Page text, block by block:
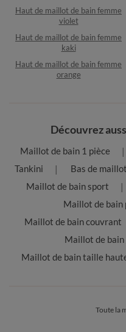
Haut de maillot de bain femme
violet
Haut de maillot de bain femme
kaki
Haut de maillot de bain femme
orange
Découvrez
Maillot de bain 1 pièce
Tankini
Bas de
Maillot de bain sport
Maillot de
Maillot de bain couvrant
Maillot de bain
Maillot de bain taille
Toute la